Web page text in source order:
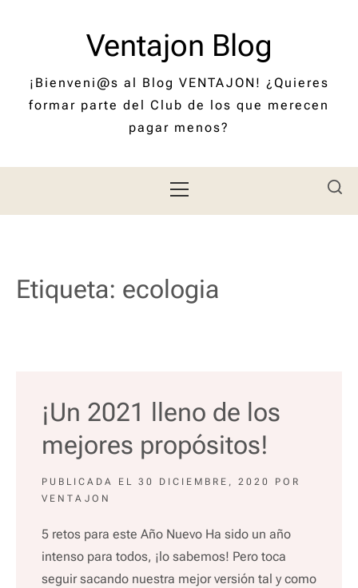
Ventajon Blog
¡Bienveni@s al Blog VENTAJON! ¿Quieres
formar parte del Club de los que merecen
pagar menos?
principal
Etiqueta: ecologia
¡Un 2021 lleno de los
mejores propósitos!
PUBLICADA EL 30 DICIEMBRE, 2020
POR
VENTAJON
5 retos para este Año Nuevo Ha sido un año
intenso para todos, ¡lo sabemos! Pero toca
seguir sacando nuestra mejor versión tal y como